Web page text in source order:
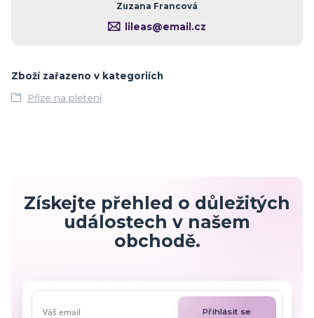
Zuzana Francová
lileas@email.cz
Zboží zařazeno v kategoriích
Příze na pletení
Získejte přehled o důležitých
událostech v našem
obchodě.
Přihlásit se